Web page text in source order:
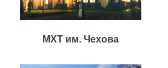
МХТ им. Чехова